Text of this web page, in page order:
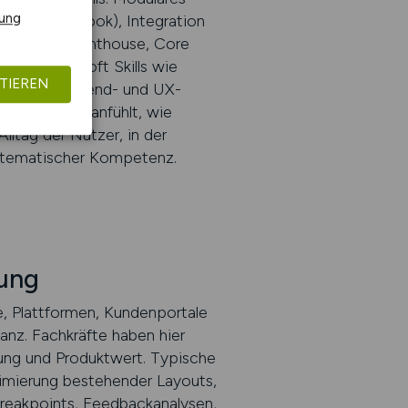
mit Storybook), Integration
mit Lighthouse, Core
Auch Soft Skills wie
Frontend- und UX-
Produkt anfühlt, wie
der Nutzer, in der
Kompetenz.
Plattformen, Kundenportale
Fachkräfte haben hier
und Produktwert. Typische
bestehender Layouts,
Feedbackanalysen,